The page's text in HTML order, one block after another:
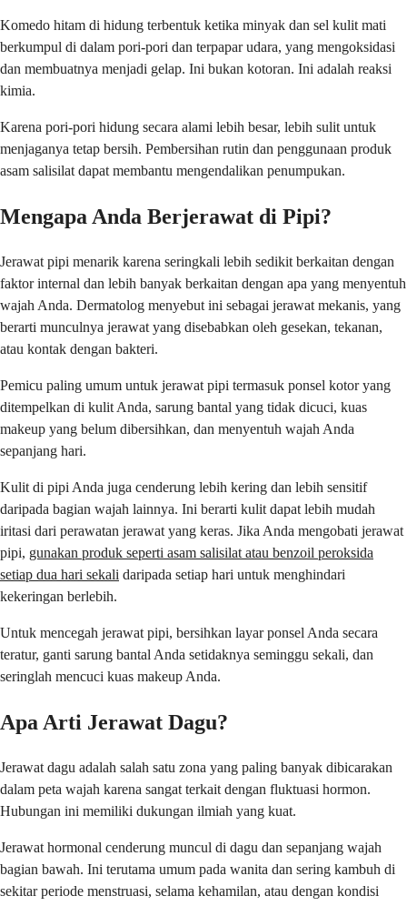
Komedo hitam di hidung terbentuk ketika minyak dan sel kulit mati
berkumpul di dalam pori-pori dan terpapar udara, yang mengoksidasi
dan membuatnya menjadi gelap. Ini bukan kotoran. Ini adalah reaksi
kimia.
Karena pori-pori hidung secara alami lebih besar, lebih sulit untuk
menjaganya tetap bersih. Pembersihan rutin dan penggunaan produk
asam salisilat dapat membantu mengendalikan penumpukan.
Mengapa Anda Berjerawat di Pipi?
Jerawat pipi menarik karena seringkali lebih sedikit berkaitan dengan
faktor internal dan lebih banyak berkaitan dengan apa yang menyentuh
wajah Anda. Dermatolog menyebut ini sebagai jerawat mekanis, yang
berarti munculnya jerawat yang disebabkan oleh gesekan, tekanan,
atau kontak dengan bakteri.
Pemicu paling umum untuk jerawat pipi termasuk ponsel kotor yang
ditempelkan di kulit Anda, sarung bantal yang tidak dicuci, kuas
makeup yang belum dibersihkan, dan menyentuh wajah Anda
sepanjang hari.
Kulit di pipi Anda juga cenderung lebih kering dan lebih sensitif
daripada bagian wajah lainnya. Ini berarti kulit dapat lebih mudah
iritasi dari perawatan jerawat yang keras. Jika Anda mengobati jerawat
pipi, gunakan produk seperti asam salisilat atau benzoil peroksida
setiap dua hari sekali daripada setiap hari untuk menghindari
kekeringan berlebih.
Untuk mencegah jerawat pipi, bersihkan layar ponsel Anda secara
teratur, ganti sarung bantal Anda setidaknya seminggu sekali, dan
seringlah mencuci kuas makeup Anda.
Apa Arti Jerawat Dagu?
Jerawat dagu adalah salah satu zona yang paling banyak dibicarakan
dalam peta wajah karena sangat terkait dengan fluktuasi hormon.
Hubungan ini memiliki dukungan ilmiah yang kuat.
Jerawat hormonal cenderung muncul di dagu dan sepanjang wajah
bagian bawah. Ini terutama umum pada wanita dan sering kambuh di
sekitar periode menstruasi, selama kehamilan, atau dengan kondisi